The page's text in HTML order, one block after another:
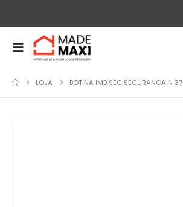
LOJA BOTINA IMBISEG SEGURANCA N 37